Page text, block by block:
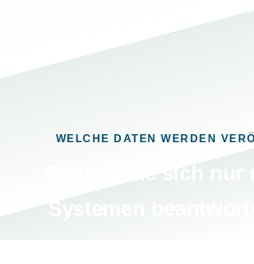
WELCHE DATEN WERDEN